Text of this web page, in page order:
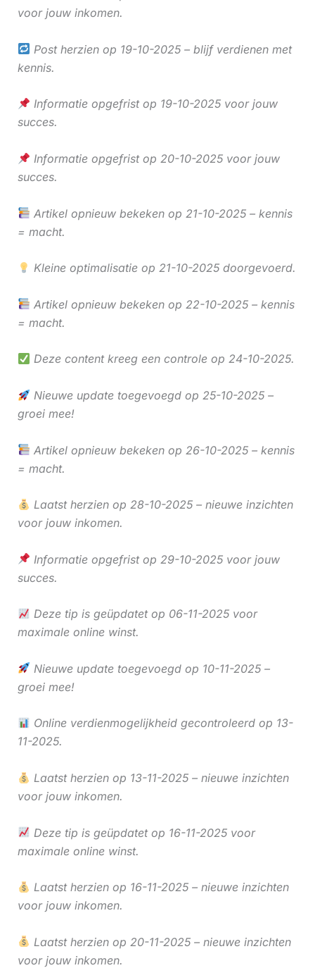
voor jouw inkomen.
Post herzien op 19-10-2025 – blijf verdienen met
kennis.
Informatie opgefrist op 19-10-2025 voor jouw
succes.
Informatie opgefrist op 20-10-2025 voor jouw
succes.
Artikel opnieuw bekeken op 21-10-2025 – kennis
= macht.
Kleine optimalisatie op 21-10-2025 doorgevoerd.
Artikel opnieuw bekeken op 22-10-2025 – kennis
= macht.
Deze content kreeg een controle op 24-10-2025.
Nieuwe update toegevoegd op 25-10-2025 –
groei mee!
Artikel opnieuw bekeken op 26-10-2025 – kennis
= macht.
Laatst herzien op 28-10-2025 – nieuwe inzichten
voor jouw inkomen.
Informatie opgefrist op 29-10-2025 voor jouw
succes.
Deze tip is geüpdatet op 06-11-2025 voor
maximale online winst.
Nieuwe update toegevoegd op 10-11-2025 –
groei mee!
Online verdienmogelijkheid gecontroleerd op 13-
11-2025.
Laatst herzien op 13-11-2025 – nieuwe inzichten
voor jouw inkomen.
Deze tip is geüpdatet op 16-11-2025 voor
maximale online winst.
Laatst herzien op 16-11-2025 – nieuwe inzichten
voor jouw inkomen.
Laatst herzien op 20-11-2025 – nieuwe inzichten
voor jouw inkomen.